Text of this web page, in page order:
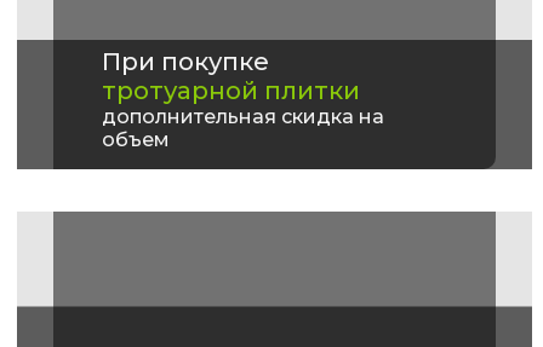
При покупке
тротуарной плитки
дополнительная скидка на
объем